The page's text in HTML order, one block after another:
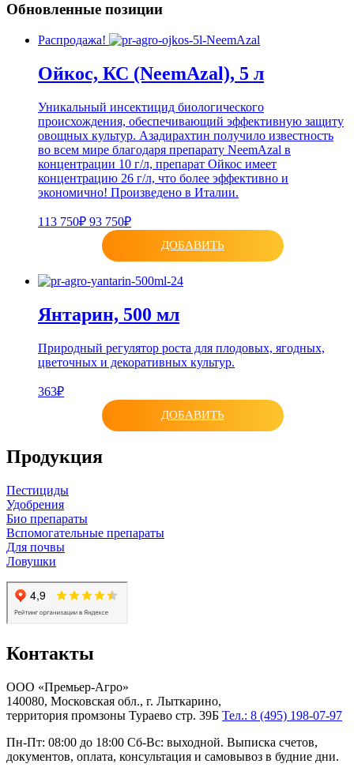
Обновленные позиции
Распродажа!
Ойкос, КС (NeemAzal), 5 л
Уникальный инсектицид биологического
происхождения, обеспечивающий эффективную защиту
овощных культур. Азадирахтин получило известность
во всем мире благодаря препарату NeemAzal в
концентрации 10 г/л, препарат Ойкос имеет
концентрацию 26 г/л, что более эффективно и
экономично! Произведено в Италии.
113 750₽ 93 750₽
ДОБАВИТЬ
Янтарин, 500 мл
Природный регулятор роста для плодовых, ягодных,
цветочных и декоративных культур.
363₽
ДОБАВИТЬ
Продукция
Пестициды
Удобрения
Био препараты
Вспомогательные препараты
Для почвы
Ловушки
Контакты
ООО «Премьер-Агро»
140080, Московская обл., г. Лыткарино,
территория промзоны Тураево стр. 39Б Тел.: 8 (495) 198-07-97
Пн-Пт: 08:00 до 18:00 Сб-Вс: выходной. Выписка счетов,
документов, оплата, консультация и самовывоз в будние дни.